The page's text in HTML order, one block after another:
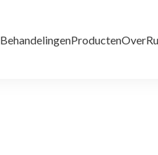
BehandelingenProductenOver